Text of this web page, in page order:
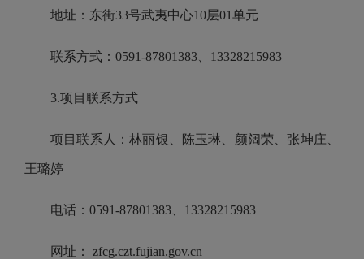
地址：东街33号武夷中心10层01单元
联系方式：0591-87801383、13328215983
3.项目联系方式
项目联系人：林丽银、陈玉琳、颜阔荣、张坤庄、
王璐婷
电话：0591-87801383、13328215983
网址： zfcg.czt.fujian.gov.cn